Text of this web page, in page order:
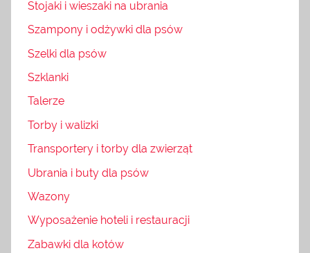
Stojaki i wieszaki na ubrania
Szampony i odżywki dla psów
Szelki dla psów
Szklanki
Talerze
Torby i walizki
Transportery i torby dla zwierząt
Ubrania i buty dla psów
Wazony
Wyposażenie hoteli i restauracji
Zabawki dla kotów